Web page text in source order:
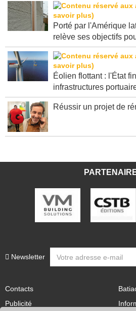
Porté par l'Amérique
relève ses objectifs
Éolien flottant : l'État
infrastructures
Réussir un projet de
Newsletter
Contacts
Publicité